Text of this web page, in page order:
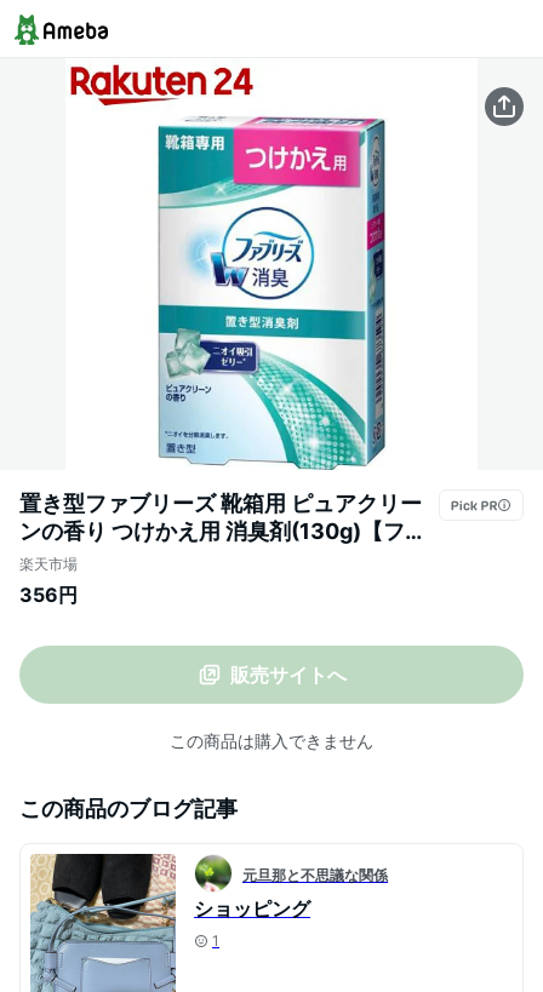
置き型ファブリーズ 靴箱用 ピュアクリー
ンの香り つけかえ用 消臭剤(130g)【ファ
ブリーズ(febreze)】
楽天市場
356円
販売サイトへ
この商品は購入できません
この商品のブログ記事
元旦那と不思議な関係
ショッピング
1